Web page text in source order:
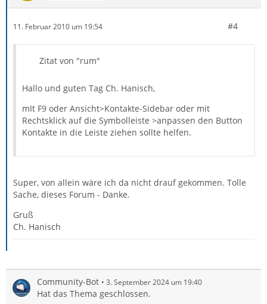
11. Februar 2010 um 19:54 #4
Zitat von "rum"
Hallo und guten Tag Ch. Hanisch,
mIt F9 oder Ansicht>Kontakte-Sidebar oder mit
Rechtsklick auf die Symbolleiste >anpassen den Button
Kontakte in die Leiste ziehen sollte helfen.
Super, von allein wäre ich da nicht drauf gekommen. Tolle
Sache, dieses Forum - Danke.
Gruß
Ch. Hanisch
Community-Bot 3. September 2024 um 19:40
Hat das Thema geschlossen.